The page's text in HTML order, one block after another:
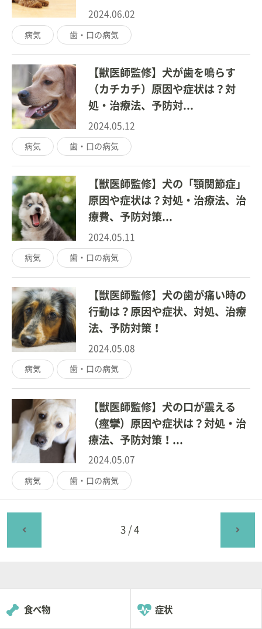
2024.06.02
病気 歯・口の病気
【獣医師監修】犬が歯を鳴らす
（カチカチ）原因や症状は？対
処・治療法、予防対...
2024.05.12
病気 歯・口の病気
【獣医師監修】犬の「顎関節症」
原因や症状は？対処・治療法、治
療費、予防対策...
2024.05.11
病気 歯・口の病気
【獣医師監修】犬の歯が痛い時の
行動は？原因や症状、対処、治療
法、予防対策！
2024.05.08
病気 歯・口の病気
【獣医師監修】犬の口が震える
（痙攣）原因や症状は？対処・治
療法、予防対策！...
2024.05.07
病気 歯・口の病気
3/4
食べ物 症状